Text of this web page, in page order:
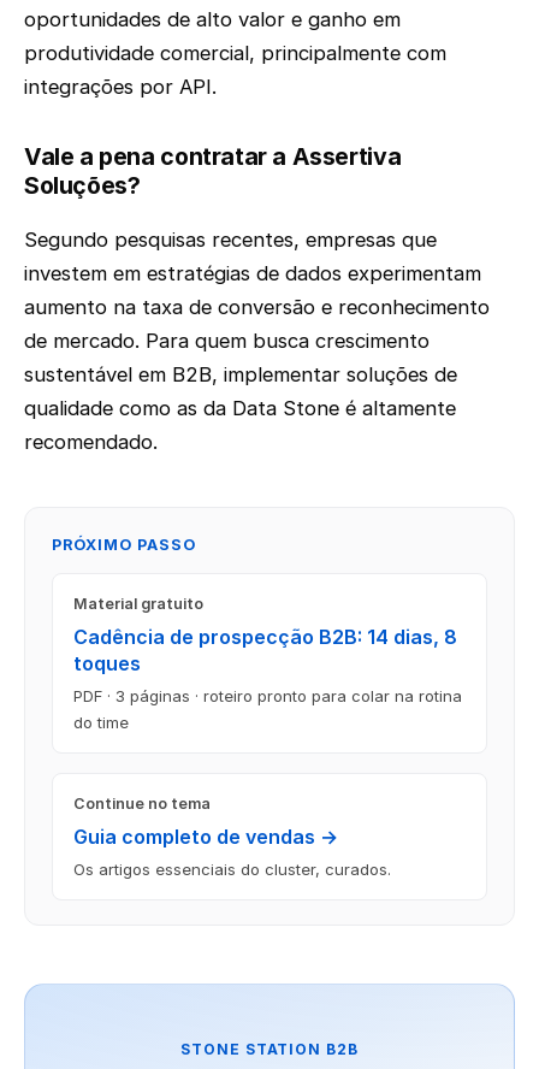
oportunidades de alto valor e ganho em
produtividade comercial, principalmente com
integrações por API.
Vale a pena contratar a Assertiva
Soluções?
Segundo pesquisas recentes, empresas que
investem em estratégias de dados experimentam
aumento na taxa de conversão e reconhecimento
de mercado. Para quem busca crescimento
sustentável em B2B, implementar soluções de
qualidade como as da Data Stone é altamente
recomendado.
PRÓXIMO PASSO
Material gratuito
Cadência de prospecção B2B: 14 dias, 8
toques
PDF · 3 páginas · roteiro pronto para colar na rotina
do time
Continue no tema
Guia completo de vendas →
Os artigos essenciais do cluster, curados.
STONE STATION B2B